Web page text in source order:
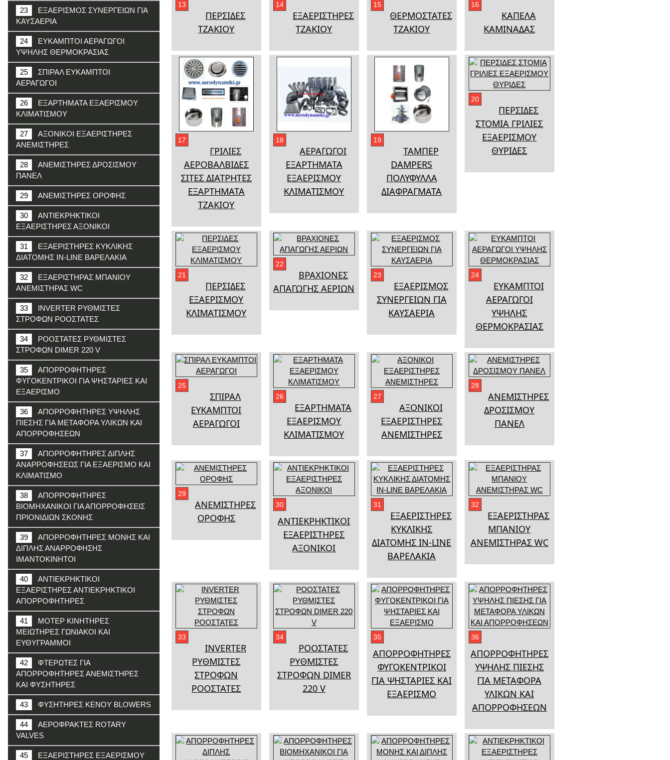
23
ΕΞΑΕΡΙΣΜΟΣ ΣΥΝΕΡΓΕΙΩΝ ΓΙΑ
ΚΑΥΣΑΕΡΙΑ
24
ΕΥΚΑΜΠΤΟΙ ΑΕΡΑΓΩΓΟΙ
ΥΨΗΛΗΣ ΘΕΡΜΟΚΡΑΣΙΑΣ
25
ΣΠΙΡΑΛ ΕΥΚΑΜΠΤΟΙ
ΑΕΡΑΓΩΓΟΙ
26
ΕΞΑΡΤΗΜΑΤΑ ΕΞΑΕΡΙΣΜΟΥ
ΚΛΙΜΑΤΙΣΜΟΥ
27
ΑΞΟΝΙΚΟΙ ΕΞΑΕΡΙΣΤΗΡΕΣ
ΑΝΕΜΙΣΤΗΡΕΣ
28
ΑΝΕΜΙΣΤΗΡΕΣ ΔΡΟΣΙΣΜΟΥ
ΠΑΝΕΛ
29 ΑΝΕΜΙΣΤΗΡΕΣ ΟΡΟΦΗΣ
30
ΑΝΤΙΕΚΡΗΚΤΙΚΟΙ
ΕΞΑΕΡΙΣΤΗΡΕΣ ΑΞΟΝΙΚΟΙ
31
ΕΞΑΕΡΙΣΤΗΡΕΣ ΚΥΚΛΙΚΗΣ
ΔΙΑΤΟΜΗΣ IN-LINE ΒΑΡΕΛΑΚΙΑ
32
ΕΞΑΕΡΙΣΤΗΡΑΣ ΜΠΑΝΙΟΥ
ΑΝΕΜΙΣΤΗΡΑΣ WC
33
INVERTER ΡΥΘΜΙΣΤΕΣ
ΣΤΡΟΦΩΝ ΡΟΟΣΤΑΤΕΣ
34
ΡΟΟΣΤΑΤΕΣ ΡΥΘΜΙΣΤΕΣ
ΣΤΡΟΦΩΝ DIMER 220 V
35
ΑΠΟΡΡΟΦΗΤΗΡΕΣ
ΦΥΓΟΚΕΝΤΡΙΚΟΙ ΓΙΑ ΨΗΣΤΑΡΙΕΣ ΚΑΙ
ΕΞΑΕΡΙΣΜΟ
36
ΑΠΟΡΡΟΦΗΤΗΡΕΣ ΥΨΗΛΗΣ
ΠΙΕΣΗΣ ΓΙΑ ΜΕΤΑΦΟΡΑ ΥΛΙΚΩΝ ΚΑΙ
ΑΠΟΡΡΟΦΗΣΕΩΝ
37
ΑΠΟΡΡΟΦΗΤΗΡΕΣ ΔΙΠΛΗΣ
ΑΝΑΡΡΟΦΗΣΕΩΣ ΓΙΑ ΕΞΑΕΡΙΣΜΟ ΚΑΙ
ΚΛΙΜΑΤΙΣΜΟ
38
ΑΠΟΡΡΟΦΗΤΗΡΕΣ
ΒΙΟΜΗΧΑΝΙΚΟΙ ΓΙΑ ΑΠΟΡΡΟΦΗΣΕΙΣ
ΠΡΙΟΝΙΔΙΩΝ ΣΚΟΝΗΣ
39
ΑΠΟΡΡΟΦΗΤΗΡΕΣ ΜΟΝΗΣ ΚΑΙ
ΔΙΠΛΗΣ ΑΝΑΡΡΟΦΗΣΗΣ
ΙΜΑΝΤΟΚΙΝΗΤΟΙ
40
ΑΝΤΙΕΚΡΗΚΤΙΚΟΙ
ΕΞΑΕΡΙΣΤΗΡΕΣ ΑΝΤΙΕΚΡΗΚΤΙΚΟΙ
ΑΠΟΡΡΟΦΗΤΗΡΕΣ
41
ΜΟΤΕΡ ΚΙΝΗΤΗΡΕΣ
ΜΕΙΩΤΗΡΕΣ ΓΩΝΙΑΚΟΙ ΚΑΙ
ΕΥΘΥΓΡΑΜΜΟΙ
42
ΦΤΕΡΩΤΕΣ ΓΙΑ
ΑΠΟΡΡΟΦΗΤΗΡΕΣ ΑΝΕΜΙΣΤΗΡΕΣ
ΚΑΙ ΦΥΣΗΤΗΡΕΣ
43 ΦΥΣΗΤΗΡΕΣ ΚΕΝΟΥ BLOWERS
44
ΑΕΡΟΦΡΑΚΤΕΣ ROTARY
VALVES
45
ΕΞΑΕΡΙΣΤΗΡΕΣ ΕΞΑΕΡΙΣΜΟΥ
13
ΠΕΡΣΙΔΕΣ
ΤΖΑΚΙΟΥ
14
ΕΞΑΕΡΙΣΤΗΡΕΣ
ΤΖΑΚΙΟΥ
15
ΘΕΡΜΟΣΤΑΤΕΣ
ΤΖΑΚΙΟΥ
16
ΚΑΠΕΛΑ
ΚΑΜΙΝΑΔΑΣ
17
ΓΡΙΛΙΕΣ
ΑΕΡΟΒΑΛΒΙΔΕΣ
ΣΙΤΕΣ ΔΙΑΤΡΗΤΕΣ
ΕΞΑΡΤΗΜΑΤΑ
ΤΖΑΚΙΟΥ
18
ΑΕΡΑΓΩΓΟΙ
ΕΞΑΡΤΗΜΑΤΑ
ΕΞΑΕΡΙΣΜΟΥ
ΚΛΙΜΑΤΙΣΜΟΥ
19
ΤΑΜΠΕΡ
DAMPERS
ΠΟΛΥΦΥΛΛΑ
ΔΙΑΦΡΑΓΜΑΤΑ
20
ΠΕΡΣΙΔΕΣ
ΣΤΟΜΙΑ ΓΡΙΛΙΕΣ
ΕΞΑΕΡΙΣΜΟΥ
ΘΥΡΙΔΕΣ
21
ΠΕΡΣΙΔΕΣ
ΕΞΑΕΡΙΣΜΟΥ
ΚΛΙΜΑΤΙΣΜΟΥ
22
ΒΡΑΧΙΟΝΕΣ
ΑΠΑΓΩΓΗΣ ΑΕΡΙΩΝ
23
ΕΞΑΕΡΙΣΜΟΣ
ΣΥΝΕΡΓΕΙΩΝ ΓΙΑ
ΚΑΥΣΑΕΡΙΑ
24
ΕΥΚΑΜΠΤΟΙ
ΑΕΡΑΓΩΓΟΙ
ΥΨΗΛΗΣ
ΘΕΡΜΟΚΡΑΣΙΑΣ
25
ΣΠΙΡΑΛ
ΕΥΚΑΜΠΤΟΙ
ΑΕΡΑΓΩΓΟΙ
26
ΕΞΑΡΤΗΜΑΤΑ
ΕΞΑΕΡΙΣΜΟΥ
ΚΛΙΜΑΤΙΣΜΟΥ
27
ΑΞΟΝΙΚΟΙ
ΕΞΑΕΡΙΣΤΗΡΕΣ
ΑΝΕΜΙΣΤΗΡΕΣ
28
ΑΝΕΜΙΣΤΗΡΕΣ
ΔΡΟΣΙΣΜΟΥ
ΠΑΝΕΛ
29
ΑΝΕΜΙΣΤΗΡΕΣ
ΟΡΟΦΗΣ
30
ΑΝΤΙΕΚΡΗΚΤΙΚΟΙ
ΕΞΑΕΡΙΣΤΗΡΕΣ
ΑΞΟΝΙΚΟΙ
31
ΕΞΑΕΡΙΣΤΗΡΕΣ
ΚΥΚΛΙΚΗΣ
ΔΙΑΤΟΜΗΣ IN-LINE
ΒΑΡΕΛΑΚΙΑ
32
ΕΞΑΕΡΙΣΤΗΡΑΣ
ΜΠΑΝΙΟΥ
ΑΝΕΜΙΣΤΗΡΑΣ WC
33
INVERTER
ΡΥΘΜΙΣΤΕΣ
ΣΤΡΟΦΩΝ
ΡΟΟΣΤΑΤΕΣ
34
ΡΟΟΣΤΑΤΕΣ
ΡΥΘΜΙΣΤΕΣ
ΣΤΡΟΦΩΝ DIMER
220 V
35
ΑΠΟΡΡΟΦΗΤΗΡΕΣ
ΦΥΓΟΚΕΝΤΡΙΚΟΙ
ΓΙΑ ΨΗΣΤΑΡΙΕΣ ΚΑΙ
ΕΞΑΕΡΙΣΜΟ
36
ΑΠΟΡΡΟΦΗΤΗΡΕΣ
ΥΨΗΛΗΣ ΠΙΕΣΗΣ
ΓΙΑ ΜΕΤΑΦΟΡΑ
ΥΛΙΚΩΝ ΚΑΙ
ΑΠΟΡΡΟΦΗΣΕΩΝ